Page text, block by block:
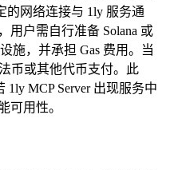
的网络连接与 1ly 服务通
用户需自行准备 Solana 或
施，并承担 Gas 费用。当
币或其他代币支付。此
MCP Server 出现服务中
可用性。